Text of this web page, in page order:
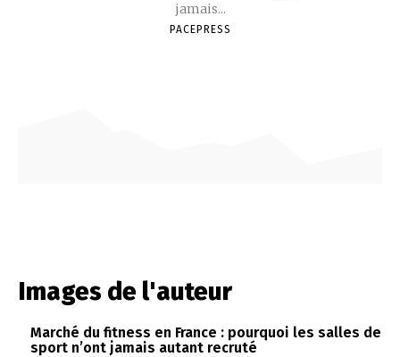
jamais...
PACEPRESS
Images de l'auteur
Marché du fitness en France : pourquoi les salles de
sport n’ont jamais autant recruté